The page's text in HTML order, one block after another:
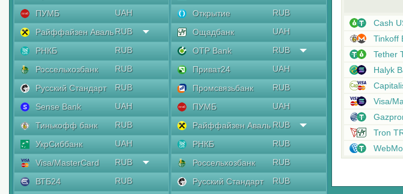
ПУМБ
UAH
Райффайзен АвальRUB
РНКБ
RUB
Россельхозбанк
RUB
Русский Стандарт
RUB
Sense Bank
UAH
Тинькофф банк
RUB
УкрСиббанк
UAH
Visa/MasterCard
RUB
ВТБ24
RUB
Открытие
RUB
Ощадбанк
UAH
OTP Bank
RUB
Приват24
UAH
Промсвязьбанк
RUB
ПУМБ
UAH
Райффайзен Аваль RUB
РНКБ
RUB
Россельхозбанк
RUB
Русский Стандарт
RUB
Cash
Tinkoff
Tether
Halyk
Visa/
Tron